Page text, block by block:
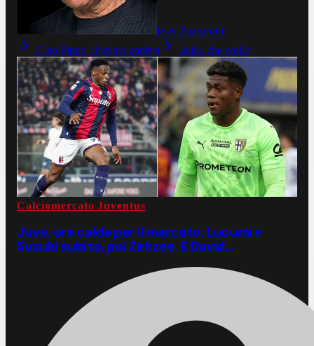
Ivan Zazzaroni
Ciao Pippo, il primo zonista
Italia, che crollo
Calciomercato Juventus
Juve, ore calde per il mercato: Lucumi e
Suzuki subito, poi Zirkzee. E David…